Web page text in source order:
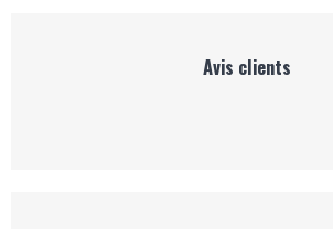
Avis clients